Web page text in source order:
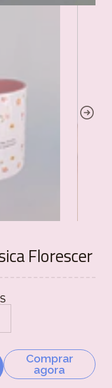
Florescer
Comprar
agora